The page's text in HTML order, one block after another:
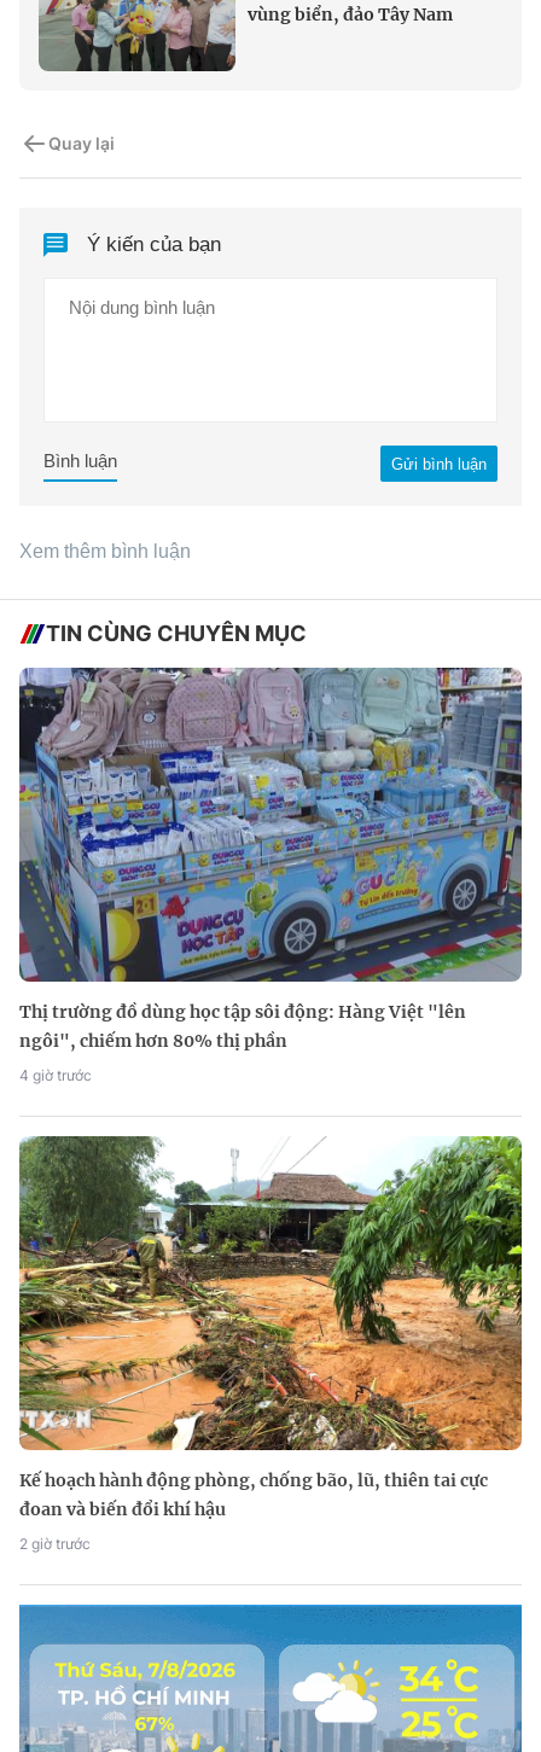
vùng biển, đảo Tây Nam
Quay lại
Ý kiến của bạn
Gửi bình luận
Bình luận
Xem thêm bình luận
TIN CÙNG CHUYÊN MỤC
Thị trường đồ dùng học tập sôi động: Hàng Việt "lên
ngôi", chiếm hơn 80% thị phần
4 giờ trước
Kế hoạch hành động phòng, chống bão, lũ, thiên tai cực
đoan và biến đổi khí hậu
2 giờ trước